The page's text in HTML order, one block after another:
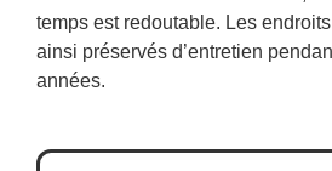
temps est redoutable. Les
ainsi préservés d’entretien
années.